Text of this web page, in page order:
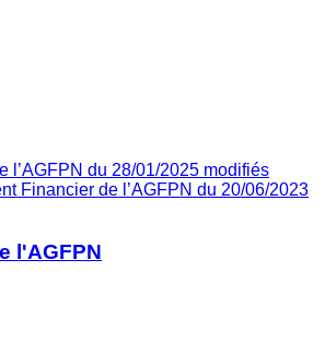
l’AGFPN du 28/01/2025 modifiés
Financier de l’AGFPN du 20/06/2023
l'AGFPN